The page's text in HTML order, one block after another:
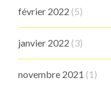
février 2022 (5)
janvier 2022 (3)
novembre 2021 (1)